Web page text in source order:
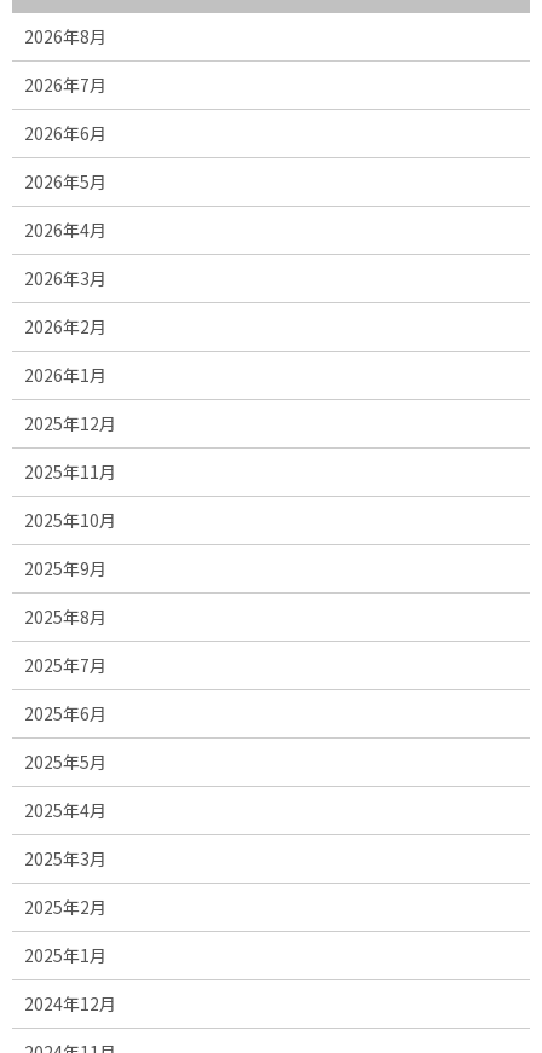
2026年8月
2026年7月
2026年6月
2026年5月
2026年4月
2026年3月
2026年2月
2026年1月
2025年12月
2025年11月
2025年10月
2025年9月
2025年8月
2025年7月
2025年6月
2025年5月
2025年4月
2025年3月
2025年2月
2025年1月
2024年12月